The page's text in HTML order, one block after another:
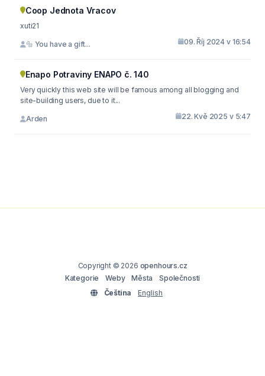
Coop Jednota Vracov
xuti21
🔩 You have a gift... 09. Říj 2024 v 16:54
Enapo Potraviny ENAPO č. 140
Very quickly this web site will be famous among all blogging and
site-building users, due to it...
Arden 22. Kvě 2025 v 5:47
Copyright © 2026 openhours.cz
Kategorie
Weby Města
Společnosti
Čeština
English